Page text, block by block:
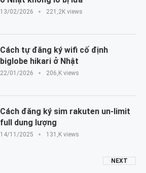
13/02/2026 221,2K views
Cách tự đăng ký wifi cố định
biglobe hikari ở Nhật
22/01/2026 206,K views
Cách đăng ký sim rakuten un-limit
full dung lượng
14/11/2025 131,K views
NEXT